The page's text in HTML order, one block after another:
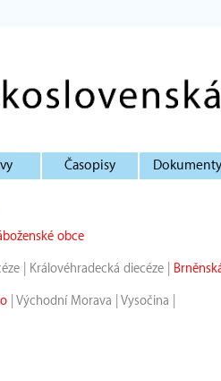
Časopisy Dokumenty
obce
Královéhradecká diecéze
Východní Morava Vysočina